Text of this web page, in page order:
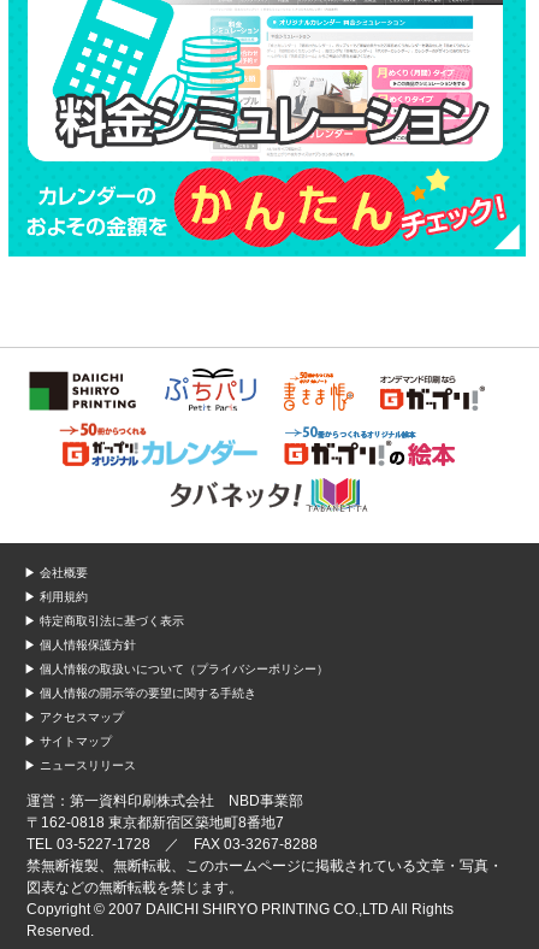
▶ 会社概要
▶ 利用規約
▶ 特定商取引法に基づく表示
▶ 個人情報保護方針
▶ 個人情報の取扱いについて（プライバシーポリシー）
▶ 個人情報の開示等の要望に関する手続き
▶ アクセスマップ
▶ サイトマップ
▶ ニュースリリース
運営：第一資料印刷株式会社 NBD事業部
〒162-0818 東京都新宿区築地町8番地7
TEL 03-5227-1728 ／ FAX 03-3267-8288
禁無断複製、無断転載、このホームページに掲載されている文章・写真・
図表などの無断転載を禁じます。
Copyright © 2007 DAIICHI SHIRYO PRINTING CO.,LTD All Rights
Reserved.